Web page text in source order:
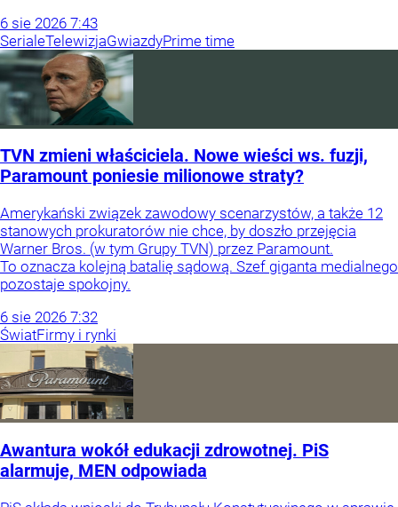
6 sie 2026 7:43
SerialeTelewizjaGwiazdyPrime time
TVN zmieni właściciela. Nowe wieści ws. fuzji,
Paramount poniesie milionowe straty?
Amerykański związek zawodowy scenarzystów, a także 12
stanowych prokuratorów nie chce, by doszło przejęcia
Warner Bros. (w tym Grupy TVN) przez Paramount.
To oznacza kolejną batalię sądową. Szef giganta medialnego
pozostaje spokojny.
6 sie 2026 7:32
ŚwiatFirmy i rynki
Awantura wokół edukacji zdrowotnej. PiS
alarmuje, MEN odpowiada